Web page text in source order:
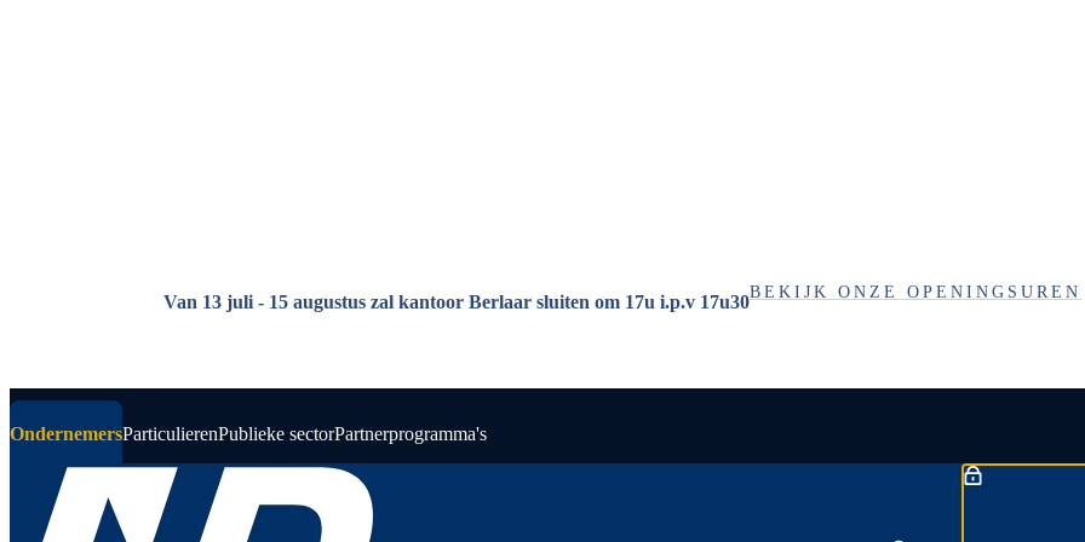
Van 13 juli - 15 augustus zal kantoor Berlaar sluiten om 17u i.p.v 17u30BEKIJK ONZE OPENINGSUREN
OndernemersParticulierenPublieke sectorPartnerprogramma's